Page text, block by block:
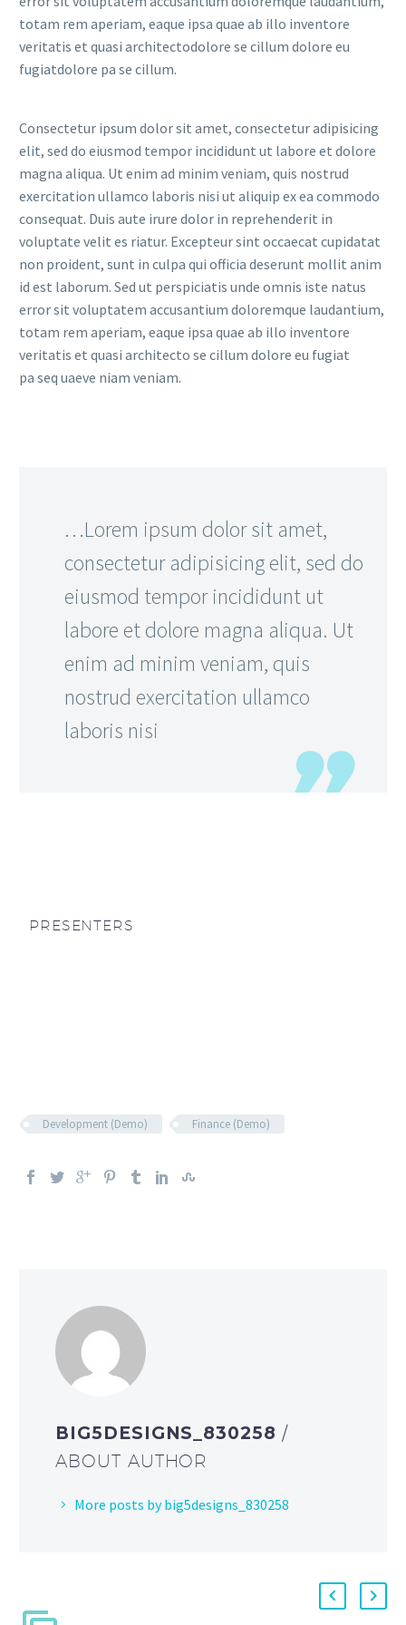
totam rem aperiam, eaque ipsa quae ab illo inventore
veritatis et quasi architectodolore se cillum dolore eu
fugiatdolore pa se cillum.
Consectetur ipsum dolor sit amet, consectetur adipisicing
elit, sed do eiusmod tempor incididunt ut labore et dolore
magna aliqua. Ut enim ad minim veniam, quis nostrud
exercitation ullamco laboris nisi ut aliquip ex ea commodo
consequat. Duis aute irure dolor in reprehenderit in
voluptate velit es riatur. Excepteur sint occaecat cupidatat
non proident, sunt in culpa qui officia deserunt mollit anim
id est laborum. Sed ut perspiciatis unde omnis iste natus
error sit voluptatem accusantium doloremque laudantium,
totam rem aperiam, eaque ipsa quae ab illo inventore
veritatis et quasi architecto se cillum dolore eu fugiat
pa seq uaeve niam veniam.
…Lorem ipsum dolor sit amet,
consectetur adipisicing elit, sed do
eiusmod tempor incididunt ut
labore et dolore magna aliqua. Ut
enim ad minim veniam, quis
nostrud exercitation ullamco
laboris nisi
PRESENTERS
Development (Demo) Finance (Demo)
BIG5DESIGNS_830258/
ABOUT AUTHOR
More posts by big5designs_830258